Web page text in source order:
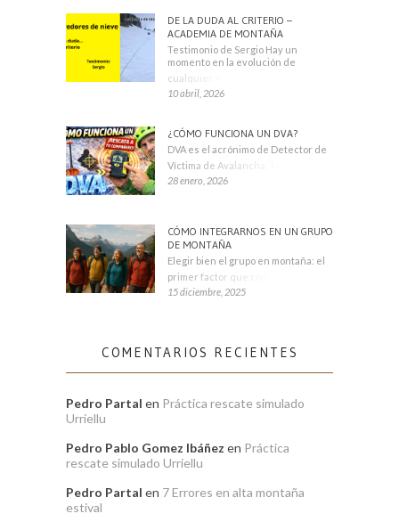
DE LA DUDA AL CRITERIO –
ACADEMIA DE MONTAÑA
Testimonio de Sergio Hay un
momento en la evolución de
cualquier montañero
10 abril, 2026
¿CÓMO FUNCIONA UN DVA?
DVA es el acrónimo de Detector de
Víctima de Avalancha. También se
28 enero, 2026
CÓMO INTEGRARNOS EN UN GRUPO
DE MONTAÑA
Elegir bien el grupo en montaña: el
primer factor que condiciona tu
15 diciembre, 2025
COMENTARIOS RECIENTES
Pedro Partal en Práctica rescate simulado
Urriellu
Pedro Pablo Gomez Ibáñez en Práctica
rescate simulado Urriellu
Pedro Partal en 7 Errores en alta montaña
estival